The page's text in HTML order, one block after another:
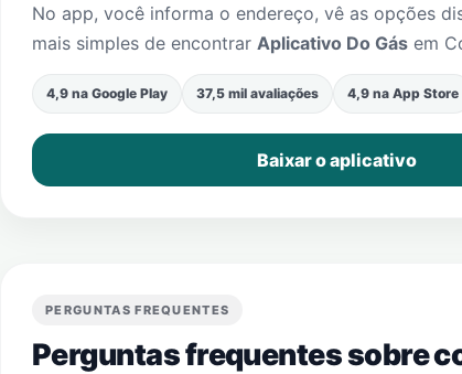
No app, você informa o endereço, vê as opções
mais simples de encontrar Aplicativo Do Gás em
4,9 na Google Play 37,5 mil avaliações 4,9 na App Store
Baixar o aplicativo
PERGUNTAS FREQUENTES
Perguntas frequentes sobre